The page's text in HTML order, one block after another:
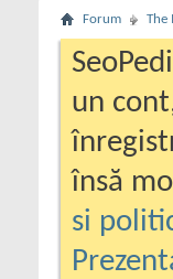
Forum The
un
însă
si